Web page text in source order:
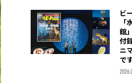
ビ
館
付
ニ
で